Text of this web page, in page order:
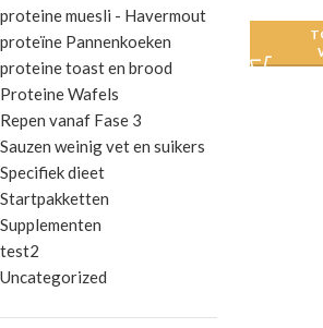
proteine muesli - Havermout
proteïne Pannenkoeken
proteine toast en brood
Proteine Wafels
Repen vanaf Fase 3
Sauzen weinig vet en suikers
Specifiek dieet
Startpakketten
Supplementen
test2
Uncategorized